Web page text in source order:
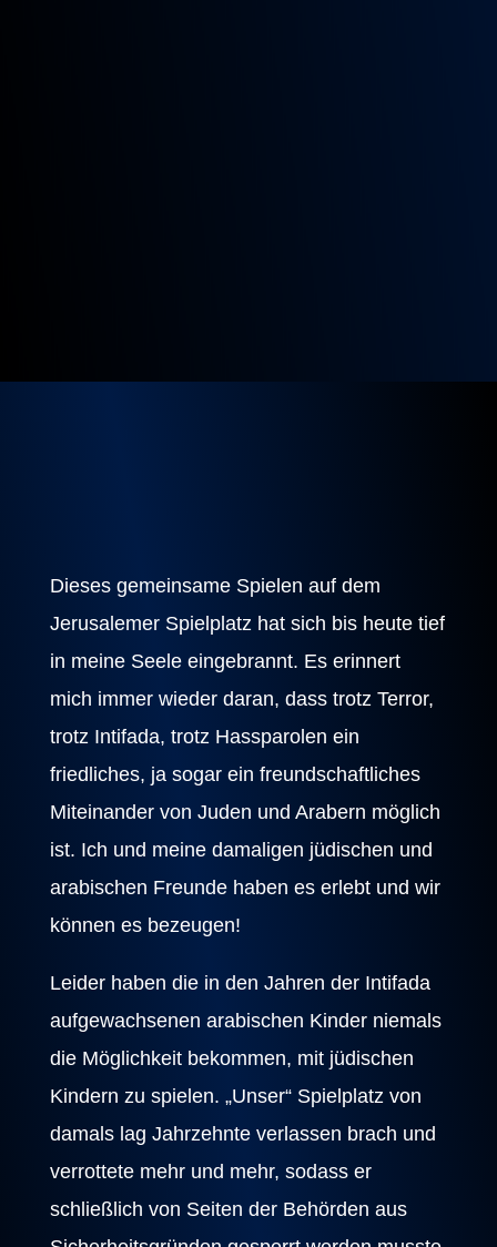
Dieses gemeinsame Spielen auf dem
Jerusalemer Spielplatz hat sich bis heute tief
in meine Seele eingebrannt. Es erinnert
mich immer wieder daran, dass trotz Terror,
trotz Intifada, trotz Hassparolen ein
friedliches, ja sogar ein freundschaftliches
Miteinander von Juden und Arabern möglich
ist. Ich und meine damaligen jüdischen und
arabischen Freunde haben es erlebt und wir
können es bezeugen!
Leider haben die in den Jahren der Intifada
aufgewachsenen arabischen Kinder niemals
die Möglichkeit bekommen, mit jüdischen
Kindern zu spielen. „Unser“ Spielplatz von
damals lag Jahrzehnte verlassen brach und
verrottete mehr und mehr, sodass er
schließlich von Seiten der Behörden aus